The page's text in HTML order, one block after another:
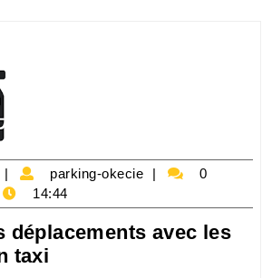
20
juillet
2023
parking-okecie
parking-
0
14:44
déplacements avec les
taxi